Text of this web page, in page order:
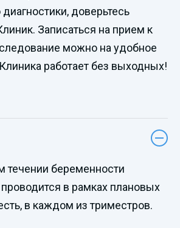
доверьтесь
Записаться на прием к
можно на удобное
работает без выходных!
течении беременности
в рамках плановых
в каждом из триместров.